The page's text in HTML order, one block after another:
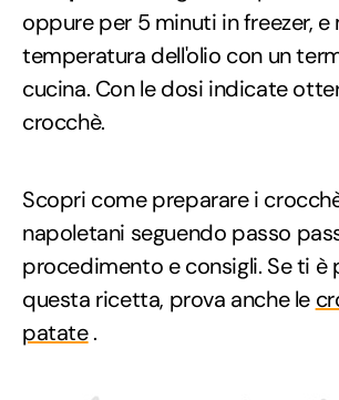
oppure per 5 minuti in freezer, e
temperatura dell'olio con un
cucina. Con le dosi indicate
crocchè.
Scopri come preparare i
napoletani seguendo passo
procedimento e consigli. Se ti è
questa ricetta, prova anche le
patate.